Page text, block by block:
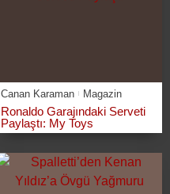
Canan Karaman Magazin
Ronaldo Garajındaki Serveti
Paylaştı: My Toys